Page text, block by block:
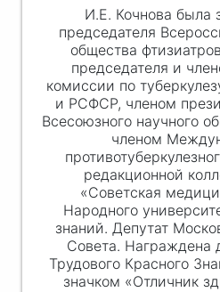
И.Е. Кочнова была
председателя
общества
председателя и
комиссии по
и РСФСР, членом
Всесоюзного научного
членом
редакционной
«Советская
Народного
знаний. Депутат
Совета. Награждена
Трудового Красного
значком «Отличник